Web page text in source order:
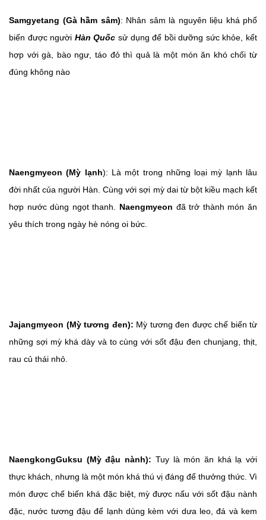
Samgyetang (Gà hầm sâm): Nhân sâm là nguyên liệu khá phổ
biến được người Hàn Quốc sử dụng để bồi dưỡng sức khỏe, kết
hợp với gà, bào ngư, táo đỏ thì quả là một món ăn khó chối từ
đúng không nào
Naengmyeon (Mỳ lạnh): Là một trong những loại mỳ lạnh lâu
đời nhất của người Hàn. Cùng với sợi mỳ dai từ bột kiều mạch kết
hợp nước dùng ngọt thanh. Naengmyeon đã trở thành món ăn
yêu thích trong ngày hè nóng oi bức.
Jajangmyeon (Mỳ tương đen): Mỳ tương đen được chế biến từ
những sợi mỳ khá dày và to cùng với sốt đậu đen chunjang, thịt,
rau củ thái nhỏ.
NaengkongGuksu (Mỳ đậu nành): Tuy là món ăn khá lạ với
thực khách, nhưng là một món khá thú vị đáng để thưởng thức. Vì
món được chế biến khá đặc biệt, mỳ được nấu với sốt đậu nành
đặc, nước tương đậu để lạnh dùng kèm với dưa leo, đá và kem